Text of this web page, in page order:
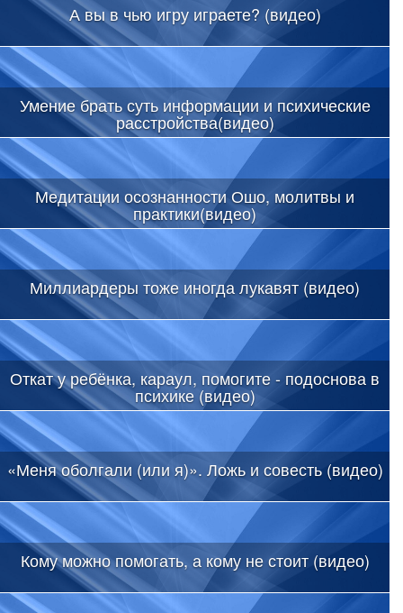
А вы в чью игру играете? (видео)
Умение брать суть информации и психические
расстройства(видео)
Медитации осознанности Ошо, молитвы и
практики(видео)
Миллиардеры тоже иногда лукавят (видео)
Откат у ребёнка, караул, помогите - подоснова в
психике (видео)
«Меня оболгали (или я)». Ложь и совесть (видео)
Кому можно помогать, а кому не стоит (видео)